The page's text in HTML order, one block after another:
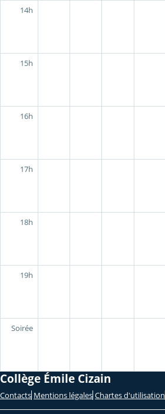
14h
15h
16h
17h
18h
19h
Soirée
Collège Émile Cizain
Contacts Mentions légales Chartes d'utilisation